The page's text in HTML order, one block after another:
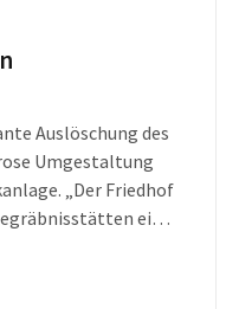
Auslöschung des
Umgestaltung
„Der Friedhof
eine
schreibt […]